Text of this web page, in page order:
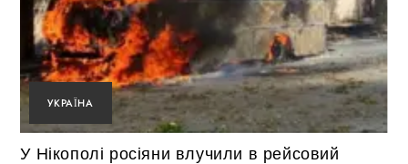
УКРАЇНА
У Нікополі росіяни влучили в рейсовий